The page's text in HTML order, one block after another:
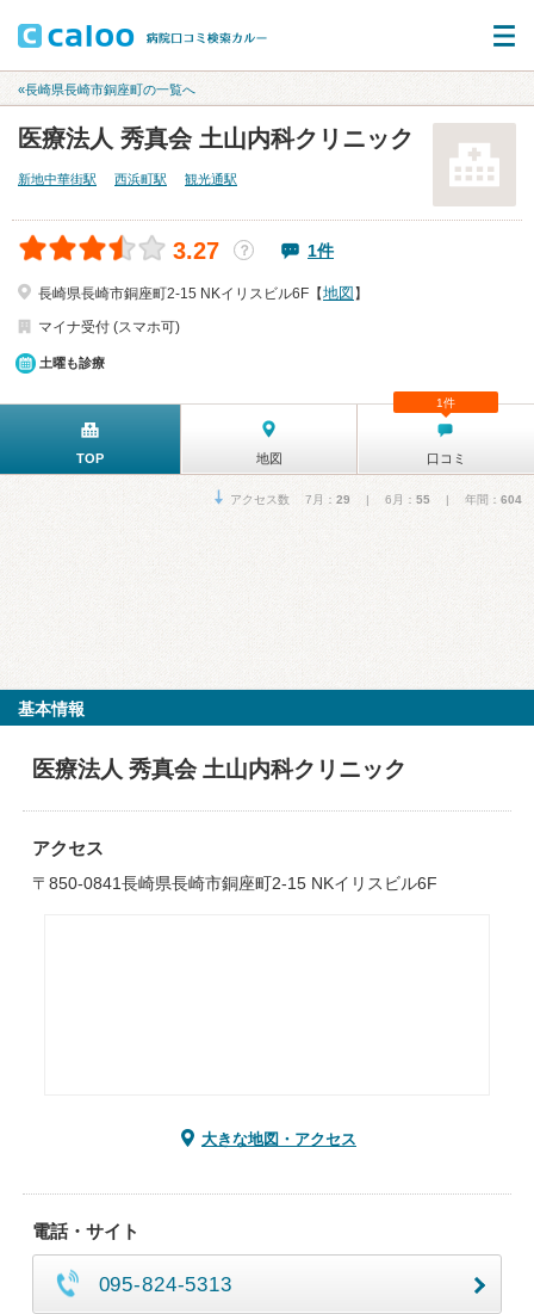
«長崎県長崎市銅座町の一覧へ
医療法人 秀真会 土山内科クリニック
新地中華街駅 西浜町駅 観光通駅
3.27 ？ 1件
長崎県長崎市銅座町2-15 NKイリスビル6F【地図 】
マイナ受付 (スマホ可)
土曜も診療
TOP 地図 口コミ
1件
アクセス数 7月： 29 | 6月： 55 | 年間： 604
基本情報
医療法人 秀真会 土山内科クリニック
アクセス
〒850-0841長崎県長崎市銅座町2-15 NKイリスビル6F
大きな地図・アクセス
電話・サイト
095-824-5313